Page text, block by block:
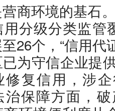
商环境的基石
分级分类监管
26个，“信用代
为守信企业提
修复信用，涉
治保障方面，